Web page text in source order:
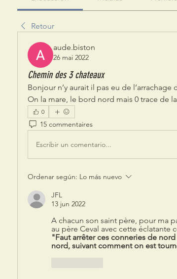
Retour
aude.biston
26 mai 2022
Chemin des 3 chateaux
Bonjour n’y aurait il pas eu de l’arrachage
On la mare, le bord nord mais 0 trace de
0
15 commentaires
Escribir un comentario...
Ordenar según: Lo más nuevo
JFL
13 jun 2022
A chacun son saint père, pour ma
au père Ceval avec cette éclatante
"Faut arrêter ces conneries de
nord, suivant comment on est